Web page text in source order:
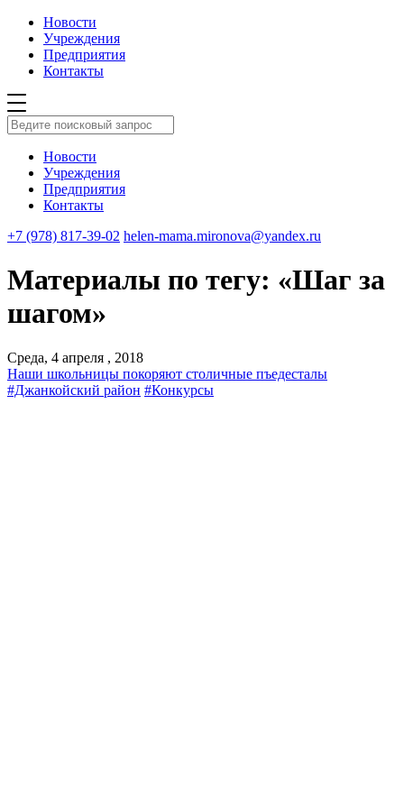
Новости
Учреждения
Предприятия
Контакты
Новости
Учреждения
Предприятия
Контакты
+7 (978) 817-39-02 helen-mama.mironova@yandex.ru
Материалы по тегу: «Шаг за
шагом»
Среда, 4 апреля , 2018
Наши школьницы покоряют столичные пъедесталы
#Джанкойский район #Конкурсы